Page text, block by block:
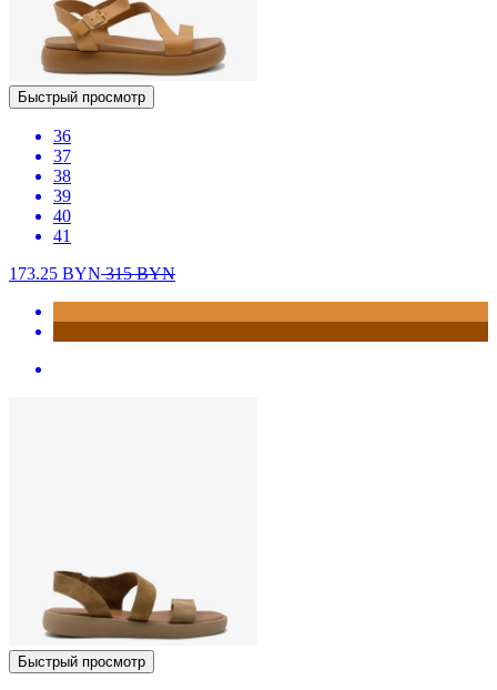
Быстрый просмотр
36
37
38
39
40
41
173.25 BYN315BYN
Быстрый просмотр